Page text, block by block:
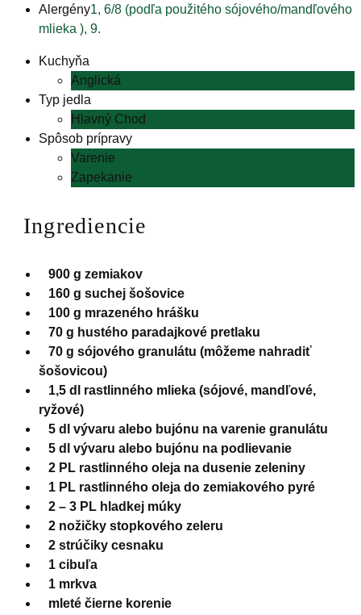
Alergény1, 6/8 (podľa použitého sójového/mandľového
mlieka ), 9.
Kuchyňa
Anglická
Typ jedla
Hlavný Chod
Spôsob prípravy
Varenie
Zapekanie
Ingrediencie
900 g zemiakov
160 g suchej šošovice
100 g mrazeného hrášku
70 g hustého paradajkové pretlaku
70 g sójového granulátu (môžeme nahradiť
šošovicou)
1,5 dl rastlinného mlieka (sójové, mandľové,
ryžové)
5 dl vývaru alebo bujónu na varenie granulátu
5 dl vývaru alebo bujónu na podlievanie
2 PL rastlinného oleja na dusenie zeleniny
1 PL rastlinného oleja do zemiakového pyré
2 – 3 PL hladkej múky
2 nožičky stopkového zeleru
2 strúčiky cesnaku
1 cibuľa
1 mrkva
mleté čierne korenie